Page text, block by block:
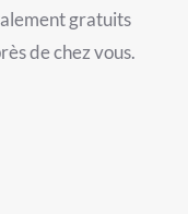
gratuits
de chez vous.